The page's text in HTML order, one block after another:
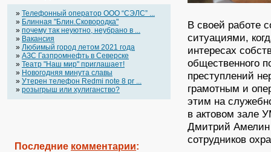
» Телефонный оператор OOO “СЭЛС” ...
» Блинная "Блин.Сковородка"
» почему так неуютно, неубрано в ...
» Вакансия
» Любимый город летом 2021 года
» АЗС Газпромнефть в Северске
» Театр "Наш мир" приглашает!
» Новогодняя минута славы
» Утерен телефон Redmi note 8 pr ...
» розыгрыш или хулиганство?
Последние комментарии:
В своей работе
ситуациями,
интересах
общественного
преступлений
грамотным и
этим на
в актовом зале
Дмитрий Амелин
сотрудников